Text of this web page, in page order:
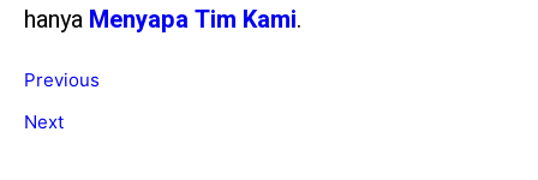
hanya Menyapa Tim Kami.
Previous
Next